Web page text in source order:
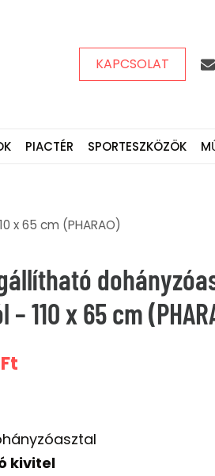
KAPCSOLAT
PIACTÉR SPORTESZKÖZÖK
65 cm (PHARAO)
110 x 65 cm
FtCurrent
119.000 Ft.
kivitel